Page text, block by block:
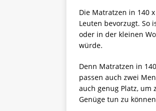
Die Matratzen in 140
Leuten bevorzugt. So
oder in der kleinen
würde.
Denn Matratzen in
passen auch zwei
auch genug Platz, um
Genüge tun zu